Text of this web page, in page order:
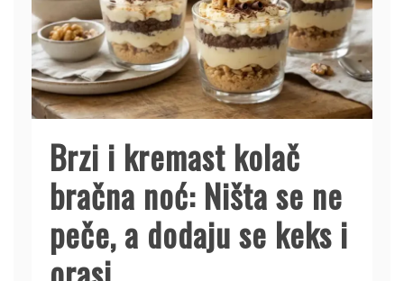
Brzi i kremast kolač
bračna noć: Ništa se ne
peče, a dodaju se keks i